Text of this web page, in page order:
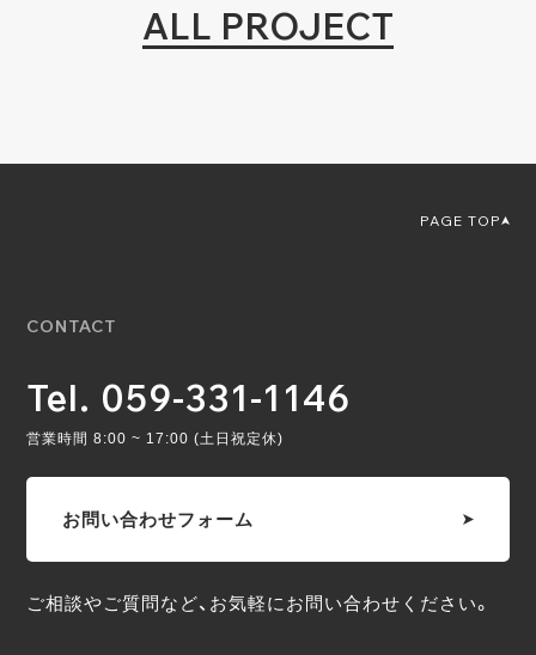
ALL PROJECT
PAGE TOP
CONTACT
Tel. 059-331-1146
営業時間 8:00 ~ 17:00 (土日祝定休)
お問い合わせフォーム
ご相談やご質問など、お気軽にお問い合わせください。